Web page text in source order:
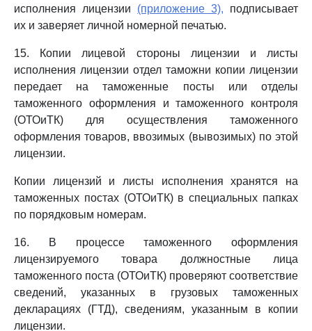
исполнения лицензии (приложение 3), подписывает
их и заверяет личной номерной печатью.
15. Копии лицевой стороны лицензии и листы
исполнения лицензии отдел таможни копии лицензии
передает на таможенные посты или отделы
таможенного оформления и таможенного контроля
(ОТОиТК) для осуществления таможенного
оформления товаров, ввозимых (вывозимых) по этой
лицензии.
Копии лицензий и листы исполнения хранятся на
таможенных постах (ОТОиТК) в специальных папках
по порядковым номерам.
16. В процессе таможенного оформления
лицензируемого товара должностные лица
таможенного поста (ОТОиТК) проверяют соответствие
сведений, указанных в грузовых таможенных
декларациях (ГТД), сведениям, указанным в копии
лицензии.